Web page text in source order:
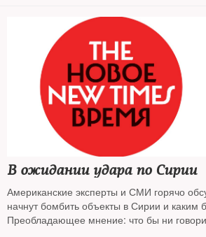
В ожидании удара по Сирии
Американские эксперты и СМИ горячо
начнут бомбить объекты в Сирии и каким
Преобладающее мнение: что бы ни